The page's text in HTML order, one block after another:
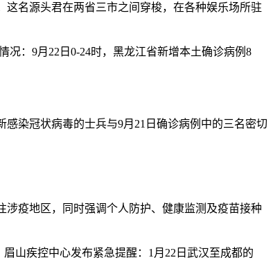
名源头君在两省三市之间穿梭，在各种娱乐场所驻
：9月22日0-24时，黑龙江省新增本土确诊病例8
染冠状病毒的士兵与9月21日确诊病例中的三名密切
疫地区，同时强调个人防护、健康监测及疫苗接种
山疾控中心发布紧急提醒：1月22日武汉至成都的